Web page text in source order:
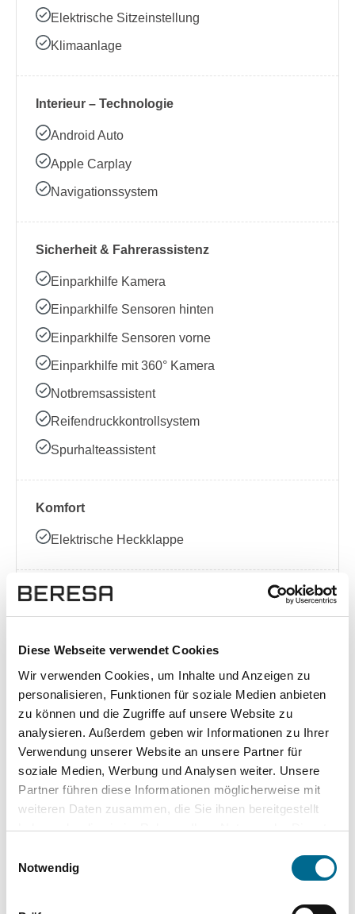
Diese Webseite verwendet Cookies
Wir verwenden Cookies, um Inhalte und Anzeigen zu
personalisieren, Funktionen für soziale Medien anbieten
zu können und die Zugriffe auf unsere Website zu
analysieren. Außerdem geben wir Informationen zu Ihrer
Verwendung unserer Website an unsere Partner für
soziale Medien, Werbung und Analysen weiter. Unsere
Partner führen diese Informationen möglicherweise mit
weiteren Daten zusammen, die Sie ihnen bereitgestellt
haben oder die sie im Rahmen Ihrer Nutzung der Dienste
Cookies, wenn Sie unsere Webseite weiterhin nutzen.
Notwendig
Elektrische Sitzeinstellung
Klimaanlage
Interieur – Technologie
Android Auto
Apple Carplay
Navigationssystem
Sicherheit & Fahrerassistenz
Einparkhilfe Kamera
Einparkhilfe Sensoren hinten
Einparkhilfe Sensoren vorne
Einparkhilfe mit 360° Kamera
Notbremsassistent
Reifendruckkontrollsystem
Spurhalteassistent
Komfort
Elektrische Heckklappe
Exposé herunterladen [pdf]
Unsere Vorteile
wuddi Leasing Kauf
Versicherung ✔ - -
-